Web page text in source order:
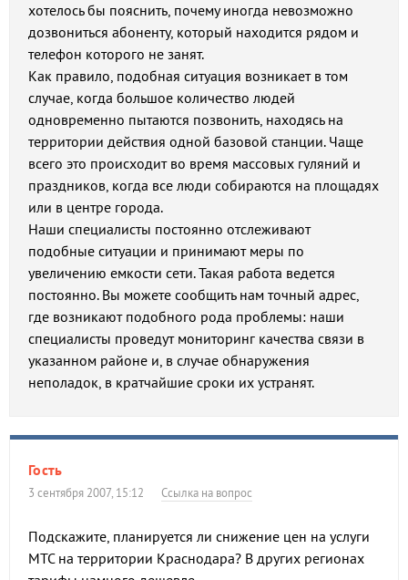
хотелось бы пояснить, почему иногда невозможно
дозвониться абоненту, который находится рядом и
телефон которого не занят.
Как правило, подобная ситуация возникает в том
случае, когда большое количество людей
одновременно пытаются позвонить, находясь на
территории действия одной базовой станции. Чаще
всего это происходит во время массовых гуляний и
праздников, когда все люди собираются на площадях
или в центре города.
Наши специалисты постоянно отслеживают
подобные ситуации и принимают меры по
увеличению емкости сети. Такая работа ведется
постоянно. Вы можете сообщить нам точный адрес,
где возникают подобного рода проблемы: наши
специалисты проведут мониторинг качества связи в
указанном районе и, в случае обнаружения
неполадок, в кратчайшие сроки их устранят.
Гость
3 сентября 2007, 15:12 Ссылка на вопрос
Подскажите, планируется ли снижение цен на услуги
МТС на территории Краснодара? В других регионах